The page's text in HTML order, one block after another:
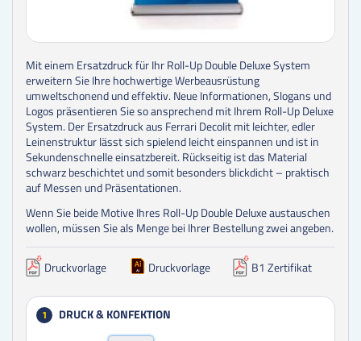
Mit einem Ersatzdruck für Ihr Roll-Up Double Deluxe System
erweitern Sie Ihre hochwertige Werbeausrüstung
umweltschonend und effektiv. Neue Informationen, Slogans und
Logos präsentieren Sie so ansprechend mit Ihrem Roll-Up Deluxe
System. Der Ersatzdruck aus Ferrari Decolit mit leichter, edler
Leinenstruktur lässt sich spielend leicht einspannen und ist in
Sekundenschnelle einsatzbereit. Rückseitig ist das Material
schwarz beschichtet und somit besonders blickdicht – praktisch
auf Messen und Präsentationen.
Wenn Sie beide Motive Ihres Roll-Up Double Deluxe austauschen
wollen, müssen Sie als Menge bei Ihrer Bestellung zwei angeben.
Druckvorlage Druckvorlage B1 Zertifikat
1 DRUCK & KONFEKTION